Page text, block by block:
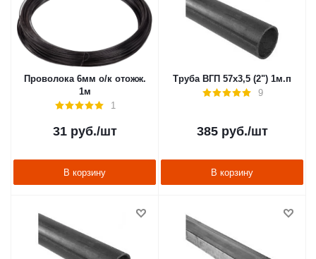
Проволока 6мм о/к отожж.
1м
1
31руб./шт
В корзину
Труба ВГП 57х3,5 (2") 1м.п
9
385руб./шт
В корзину